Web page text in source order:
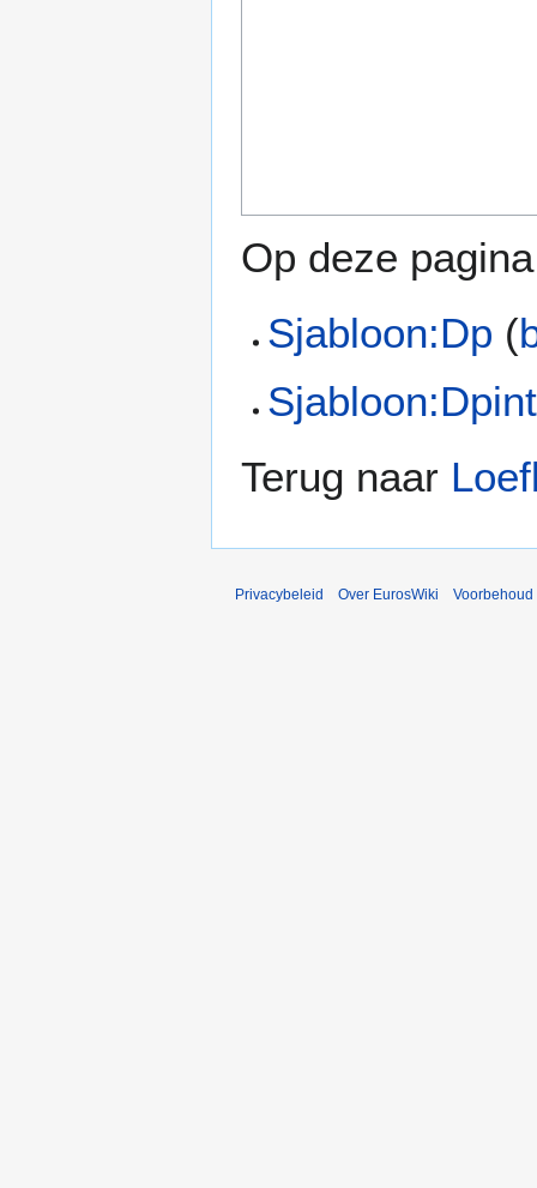
Op deze
Sjabloon:Dp (
Terug naar
Privacybeleid Over EurosWiki Voorbehoud